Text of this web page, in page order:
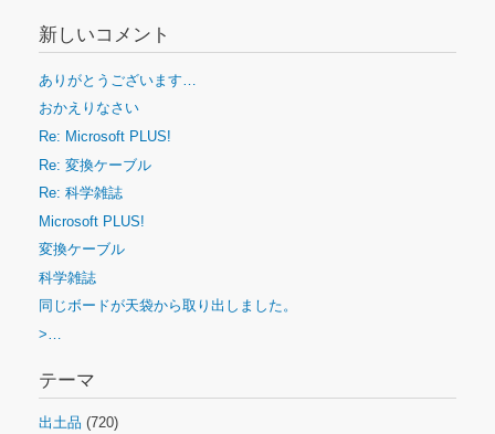
新しいコメント
ありがとうございます…
おかえりなさい
Re: Microsoft PLUS!
Re: 変換ケーブル
Re: 科学雑誌
Microsoft PLUS!
変換ケーブル
科学雑誌
同じボードが天袋から取り出しました。
>…
テーマ
出土品 (720)